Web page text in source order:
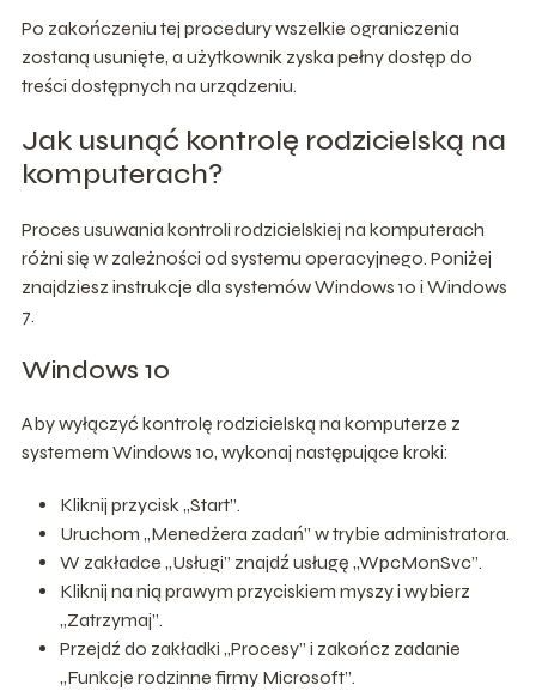
Po zakończeniu tej procedury wszelkie ograniczenia
zostaną usunięte, a użytkownik zyska pełny dostęp do
treści dostępnych na urządzeniu.
Jak usunąć kontrolę rodzicielską na
komputerach?
Proces usuwania kontroli rodzicielskiej na komputerach
różni się w zależności od systemu operacyjnego. Poniżej
znajdziesz instrukcje dla systemów Windows 10 i Windows
7.
Windows 10
Aby wyłączyć kontrolę rodzicielską na komputerze z
systemem Windows 10, wykonaj następujące kroki:
Kliknij przycisk „Start”.
Uruchom „Menedżera zadań” w trybie administratora.
W zakładce „Usługi” znajdź usługę „WpcMonSvc”.
Kliknij na nią prawym przyciskiem myszy i wybierz
„Zatrzymaj”.
Przejdź do zakładki „Procesy” i zakończ zadanie
„Funkcje rodzinne firmy Microsoft”.